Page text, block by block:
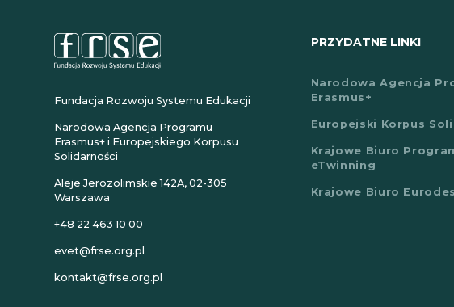
Fundacja Rozwoju Systemu Edukacji
Narodowa Agencja Programu
Erasmus+ i Europejskiego Korpusu
Solidarności
Aleje Jerozolimskie 142A, 02-305
Warszawa
+48 22 463 10 00
evet@frse.org.pl
kontakt@frse.org.pl
PRZYDATNE LINKI
Narodowa Agencja
Erasmus+
Europejski Korpus
Krajowe Biuro
eTwinning
Krajowe Biuro